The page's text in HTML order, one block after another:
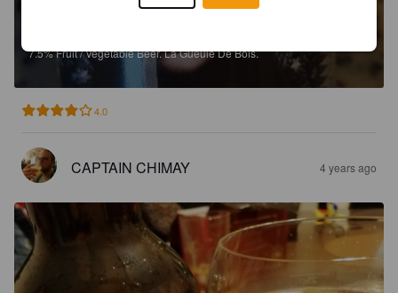
7.5%Fruit / Vegetable Beer.La Gueule De Bois.
4.0
CAPTAIN CHIMAY 4 years ago